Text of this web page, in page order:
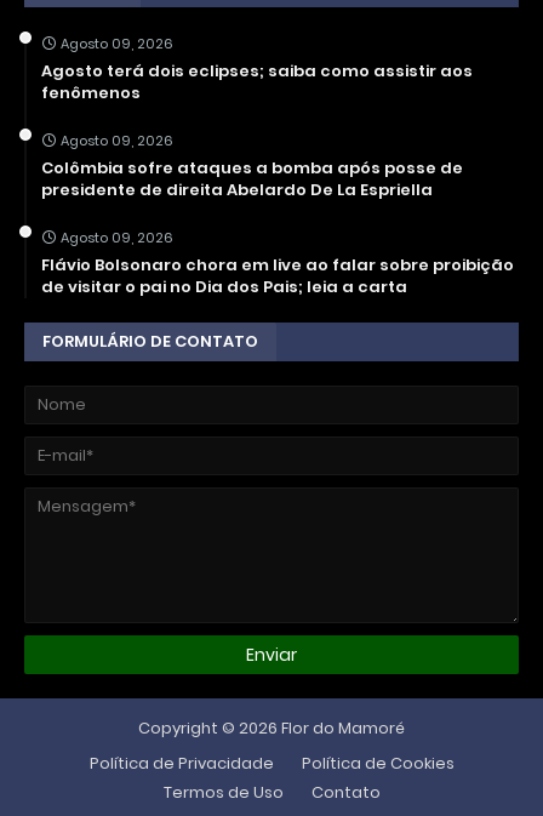
Agosto 09, 2026
Agosto terá dois eclipses; saiba como assistir aos
fenômenos
Agosto 09, 2026
Colômbia sofre ataques a bomba após posse de
presidente de direita Abelardo De La Espriella
Agosto 09, 2026
Flávio Bolsonaro chora em live ao falar sobre proibição
de visitar o pai no Dia dos Pais; leia a carta
FORMULÁRIO DE CONTATO
Copyright © 2026 Flor do Mamoré
Política de Privacidade
Política de Cookies
Termos de Uso
Contato